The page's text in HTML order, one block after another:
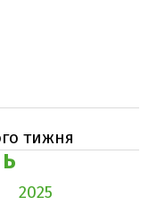
тижня
2025